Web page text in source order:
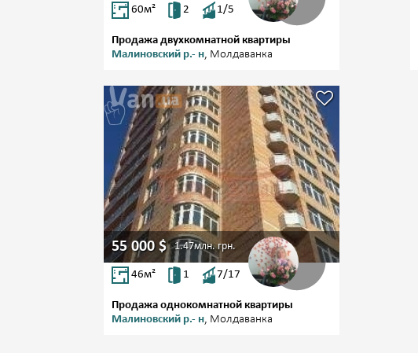
60м² 2 1/5
Продажа двухкомнатной квартиры
Малиновский р.- н, Молдаванка
55 000$ 1.47млн.грн.
46м² 1 7/17
Продажа однокомнатной квартиры
Малиновский р.- н, Молдаванка